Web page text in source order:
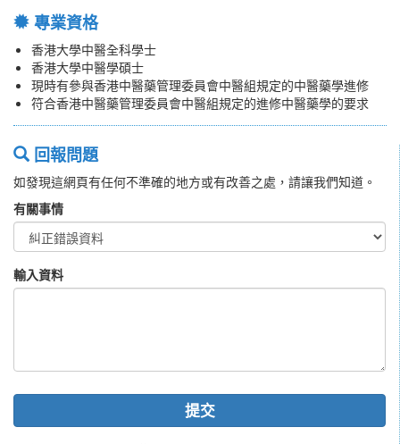
專業資格
香港大學中醫全科學士
香港大學中醫學碩士
現時有參與香港中醫藥管理委員會中醫組規定的中醫藥學進修
符合香港中醫藥管理委員會中醫組規定的進修中醫藥學的要求
回報問題
如發現這網頁有任何不準確的地方或有改善之處，請讓我們知道。
有關事情
輸入資料
提交